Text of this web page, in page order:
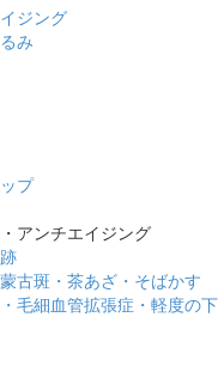
ジング
み
プ
アンチエイジング
古斑・茶あざ・そばかす
毛細血管拡張症・軽度の